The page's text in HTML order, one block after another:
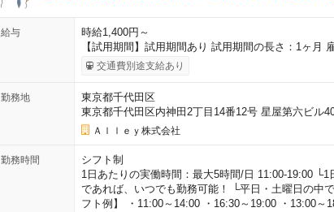
給与
時給1,400円～
【試用期間】試用期間あり 試用期間の長さ：1ヶ月
交通費別途支給あり
勤務地
東京都千代田区
東京都千代田区内神田2丁目14番12号 星屋第六ビル
Ａｌｌｅｙ株式会社
勤務時間
シフト制
1日あたりの実働時間：最大5時間/日 11:00-19:00
であれば、いつでも勤務可能！ └平日・土曜日の中
フト例】 ・11:00～14:00 ・16:30～19:00 ・13:00